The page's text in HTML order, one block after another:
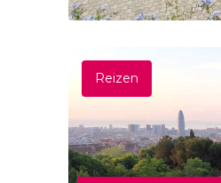
Reizen